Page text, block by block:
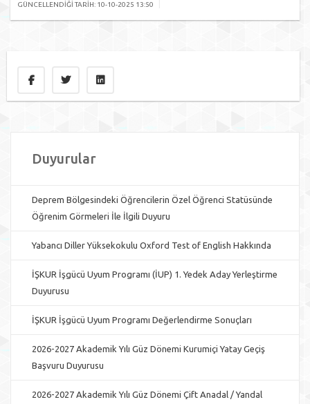
GÜNCELLENDIĞI TARIH: 10-10-2025 13:50
Duyurular
Deprem Bölgesindeki Öğrencilerin Özel Öğrenci Statüsünde
Öğrenim Görmeleri İle İlgili Duyuru
Yabancı Diller Yüksekokulu Oxford Test of English Hakkında
İŞKUR İşgücü Uyum Programı (İUP) 1. Yedek Aday Yerleştirme
Duyurusu
İŞKUR İşgücü Uyum Programı Değerlendirme Sonuçları
2026-2027 Akademik Yılı Güz Dönemi Kurumiçi Yatay Geçiş
Başvuru Duyurusu
2026-2027 Akademik Yılı Güz Dönemi Çift Anadal / Yandal